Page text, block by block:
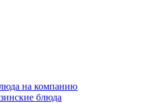
на компанию
блюда